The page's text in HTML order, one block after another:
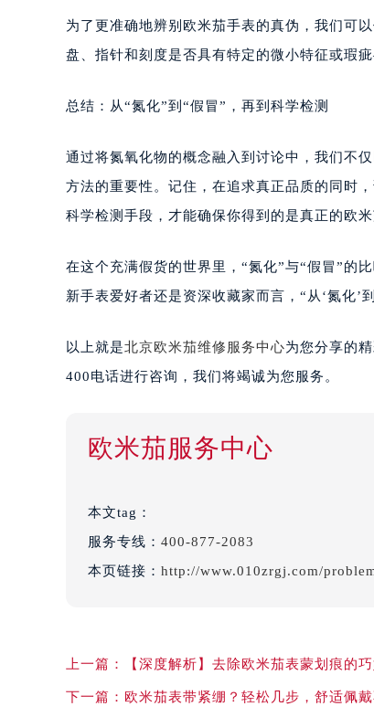
为了更准确地辨别欧米茄手表的真伪，我们可
盘、指针和刻度是否具有特定的微小特征或瑕
总结：从“氮化”到“假冒”，再到科学检测
通过将氮氧化物的概念融入到讨论中，我们不
方法的重要性。记住，在追求真正品质的同时
科学检测手段，才能确保你得到的是真正的欧米
在这个充满假货的世界里，“氮化”与“假冒”的
新手表爱好者还是资深收藏家而言，“从‘氮化’
以上就是北京欧米茄维修服务中心为您分享的
400电话进行咨询，我们将竭诚为您服务。
欧米茄服务中心
本文tag：
服务专线： 400-877-2083
本页链接： http://www.010zrgj.com/
上一篇： 【深度解析】去除欧米茄表蒙划痕的
下一篇： 欧米茄表带紧绷？轻松几步，舒适佩戴